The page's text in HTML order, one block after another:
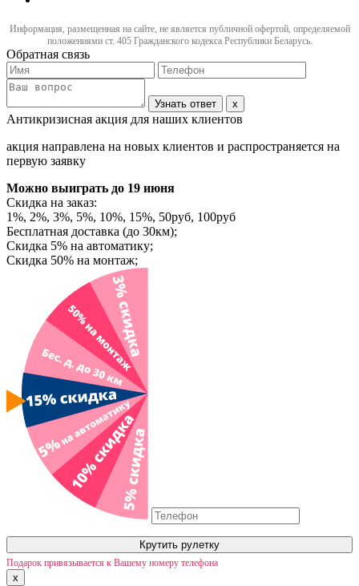
Информация, размещенная на сайте, не является публичной офертой, определяемой
положениями ст. 405 Гражданского кодекса Республики Беларусь.
Обратная связь
Узнать ответ x
Антикризисная акция для наших клиентов
акция направлена на новых клиентов и распространяется на
первую заявку
Можно выиграть до 19 июня
Скидка на заказ:
1%, 2%, 3%, 5%, 10%, 15%, 50руб, 100руб
Бесплатная доставка (до 30км);
Скидка 5% на автоматику;
Скидка 50% на монтаж;
Крутить рулетку
Подарок привязывается к Вашему номеру телефона
x